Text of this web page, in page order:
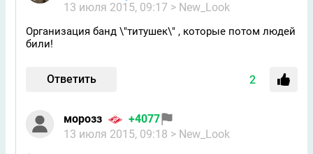
13 июля 2015, 09:17 > New_Look
Организация банд \"титушек\" , которые потом людей
били!
Ответить 2
морозз
+4077
13 июля 2015, 09:18 > New_Look